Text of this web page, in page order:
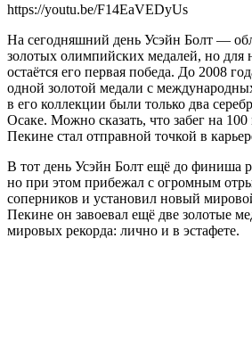
https://youtu.be/F14EaVEDyUs
На сегодняшний день Усэйн Болт —
золотых олимпийских медалей, но для
остаётся его первая победа. До 2008
одной золотой медали с
в его коллекции были только два
Осаке. Можно сказать, что забег на
Пекине стал отправной точкой в
В тот день Усэйн Болт ещё до финиша
но при этом прибежал с огромным
соперников и установил новый
Пекине он завоевал ещё две золотые
мировых рекорда: лично и в эстафете.